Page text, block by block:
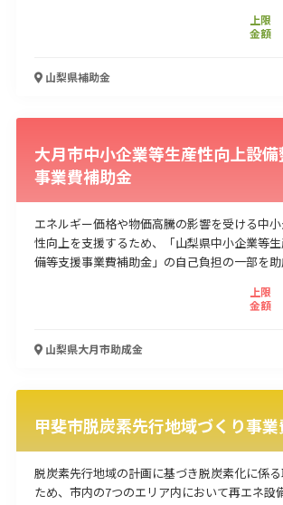
上限
金額
山梨県補助金
大月市中小企業等生産性向上設
事業費補助金
エネルギー価格や物価高騰の影響を受ける中
性向上を支援するため、「山梨県中小企業等
備等支援事業費補助金」の自己負担の一部を助
上限
金額
山梨県大月市助成金
甲斐市脱炭素先行地域づくり事
脱炭素先行地域の計画に基づき脱炭素化に係
ため、市内の7つのエリア内において再エネ設